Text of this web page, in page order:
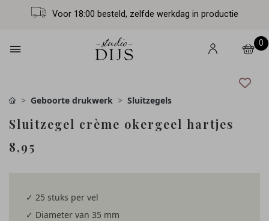
Voor 18:00 besteld, zelfde werkdag in productie
0
Geboorte drukwerk Sluitzegels
Sluitzegel crème okergeel hartjes
8,95
✓ 25 stuks per vel
✓ Diameter van 35 mm